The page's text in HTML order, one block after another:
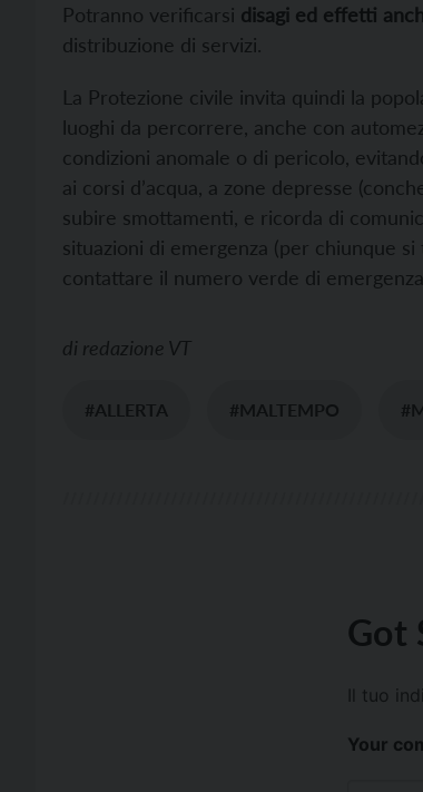
Potranno verificarsi disagi ed effetti
distribuzione di servizi.
La Protezione civile invita quindi la
luoghi da percorrere, anche con
condizioni anomale o di pericolo,
ai corsi d’acqua, a zone depresse
subire smottamenti, e ricorda di
situazioni di emergenza (per chiunque
contattare il numero verde di
di redazione VT
#ALLERTA #MALTEMPO
Got
Il tuo
Your